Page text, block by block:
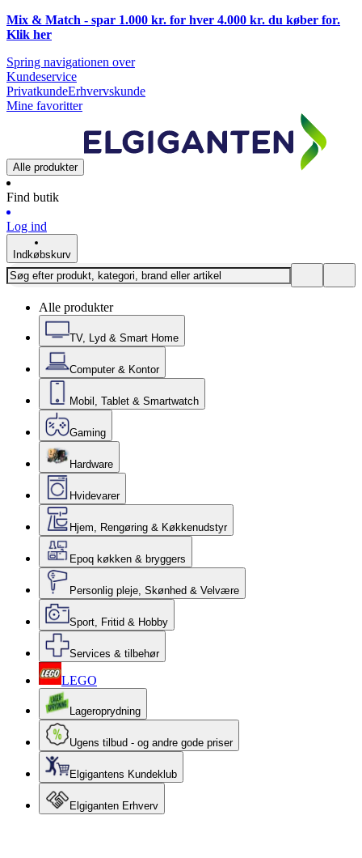
Mix & Match - spar 1.000 kr. for hver 4.000 kr. du køber for.
Klik her
Spring navigationen over
Kundeservice
PrivatkundeErhvervskunde
Mine favoritter
Alle produkter
Find butik
Log ind
Indkøbskurv
Alle produkter
TV, Lyd & Smart Home
Computer & Kontor
Mobil, Tablet & Smartwatch
Gaming
Hardware
Hvidevarer
Hjem, Rengøring & Køkkenudstyr
Epoq køkken & bryggers
Personlig pleje, Skønhed & Velvære
Sport, Fritid & Hobby
Services & tilbehør
LEGO
Lageroprydning
Ugens tilbud - og andre gode priser
Elgigantens Kundeklub
Elgiganten Erhverv